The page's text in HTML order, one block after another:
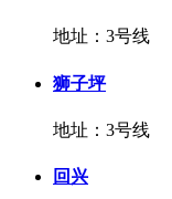
地址：3号线
狮子坪
地址：3号线
回兴